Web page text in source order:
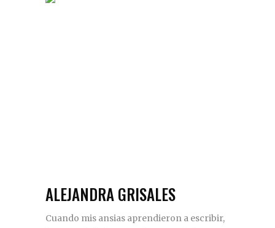
ALEJANDRA GRISALES
Cuando mis ansias aprendieron a escribir,